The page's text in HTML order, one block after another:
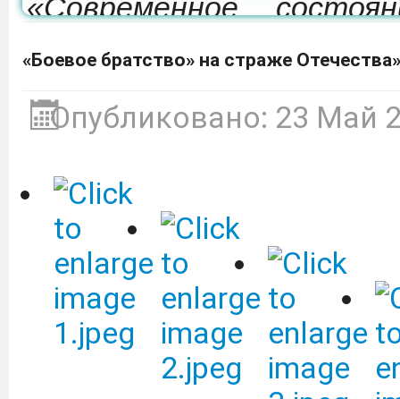
«Современное
которая состоится 24-
Депобразования
участие в
культуре
ВТБ (ПАО).Подробнее
Объявление о сдаче в
оборудованием.
«Боевое братство» на страже
Опубликовано: 23 Май